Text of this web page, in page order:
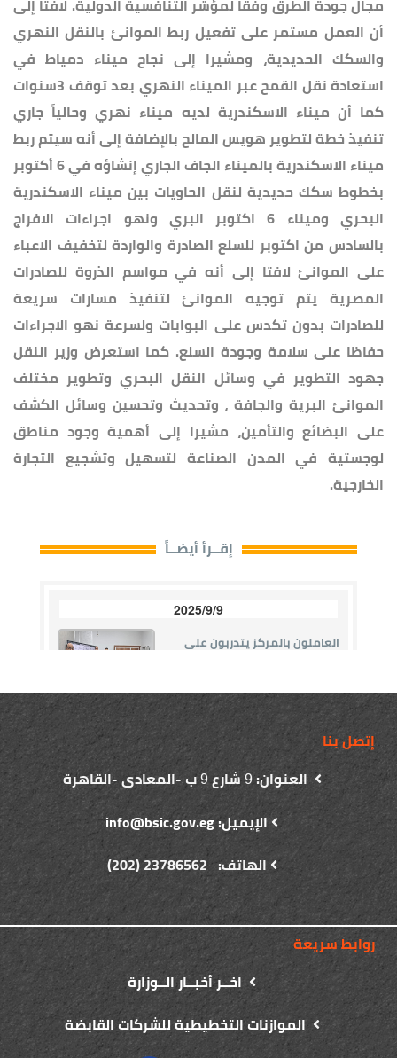
مجال جودة الطرق وفقا لمؤشر التنافسية الدولية. لافتا إلى
أن العمل مستمر على تفعيل ربط الموانئ بالنقل النهري
والسكك الحديدية، ومشيرا إلى نجاح ميناء دمياط في
استعادة نقل القمح عبر الميناء النهري بعد توقف 3سنوات
كما أن ميناء الاسكندرية لديه ميناء نهري وحالياً جاري
تنفيذ خطة لتطوير هويس المالح بالإضافة إلى أنه سيتم ربط
ميناء الاسكندرية بالميناء الجاف الجاري إنشاؤه في 6 أكتوبر
بخطوط سكك حديدية لنقل الحاويات بين ميناء الاسكندرية
البحري وميناء 6 اكتوبر البري ونهو اجراءات الافراج
بالسادس من اكتوبر للسلع الصادرة والواردة لتخفيف الاعباء
على الموانئ لافتا إلى أنه في مواسم الذروة للصادرات
المصرية يتم توجيه الموانئ لتنفيذ مسارات سريعة
للصادرات بدون تكدس على البوابات ولسرعة نهو الاجراءات
حفاظا على سلامة وجودة السلع. كما استعرض وزير النقل
جهود التطوير في وسائل النقل البحري وتطوير مختلف
الموانئ البرية والجافة ، وتحديث وتحسين وسائل الكشف
على البضائع والتأمين، مشيرا إلى أهمية وجود مناطق
لوجستية في المدن الصناعة لتسهيل وتشجيع التجارة
الخارجية.
إتصل بنا
العنوان:9شارع9ب -المعادى -القاهرة
الإيميل: info@bsic.gov.eg
الهاتف: 23786562 (202)
روابط سريعة
اخــر أخبــار الــوزارة
الموازنات التخطيطية للشركات القابضة